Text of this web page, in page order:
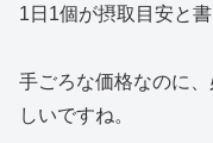
1日1個が摂取目安と
手ごろな価格なのに
しいですね。